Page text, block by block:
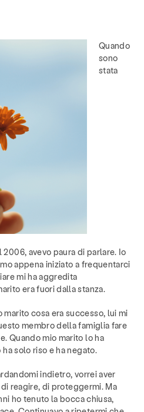
Quando
sono
stata
avevo paura di parlare. Io
appena iniziato a frequentarci
mi ha aggredita
era fuori dalla stanza.
marito cosa era successo, lui mi
membro della famiglia fare
Quando mio marito lo ha
solo riso e ha negato.
indietro, vorrei aver
reagire, di proteggermi. Ma
ho tenuto la bocca chiusa,